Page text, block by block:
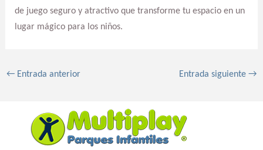
de juego seguro y atractivo que transforme tu espacio en un
lugar mágico para los niños.
←Entrada anterior Entrada siguiente→